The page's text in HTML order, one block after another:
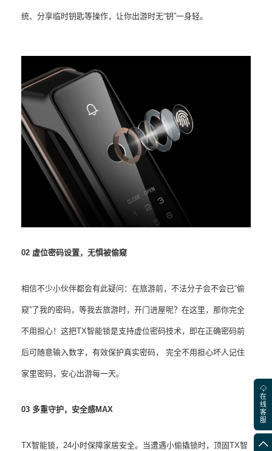
统、分享临时钥匙等操作，让你出游时无“钥”一身轻。
02 虚位密码设置，无惧被偷窥
相信不少小伙伴都会有此疑问：在旅游前，不法分子会不会已“偷
窥”了我的密码，等我去旅游时，开门进屋呢？在这里，那你完全
不用担心！这把TX智能锁是支持虚位密码技术，即在正确密码前
后可随意输入数字，有效保护真实密码， 完全不用担心坏人记住
家里密码，安心出游每一天。
03 多重守护，安全感MAX
TX智能锁，24小时保障家居安全。当遭遇小偷撬锁时，顶固TX智
在
线
客
服